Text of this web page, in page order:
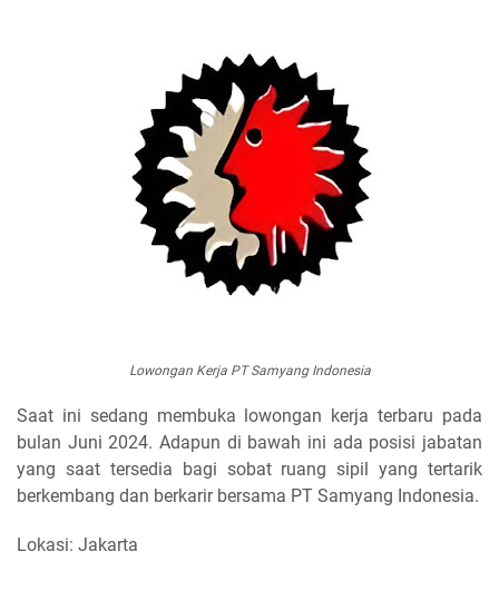
Lowongan Kerja PT Samyang Indonesia
Saat ini sedang membuka lowongan kerja terbaru pada
bulan Juni 2024. Adapun di bawah ini ada posisi jabatan
yang saat tersedia bagi sobat ruang sipil yang tertarik
berkembang dan berkarir bersama PT Samyang Indonesia.
Lokasi: Jakarta